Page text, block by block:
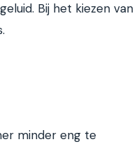
Bij het kiezen van
minder eng te